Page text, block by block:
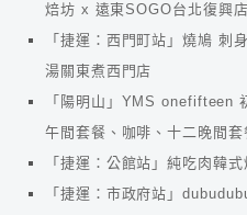
焙坊 x 遠東SOGO台北復興店
「捷運：西門町站」燒鳩 刺
湯關東煮西門店
「陽明山」YMS onefifteen
午間套餐、咖啡、十二晚間套
「捷運：公館站」純吃肉韓
「捷運：市政府站」